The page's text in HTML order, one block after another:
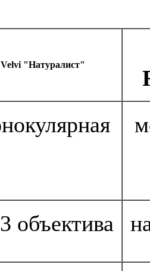
Velvi "Натуралист"
объектива